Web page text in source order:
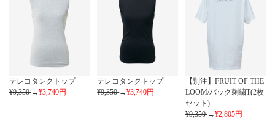
テレコタンクトップ
¥9,350→¥3,740円
テレコタンクトップ
¥9,350→¥3,740円
【別注】FRUIT OF THE
LOOM/バック刺繍T(2枚
セット)
¥9,350→¥2,805円